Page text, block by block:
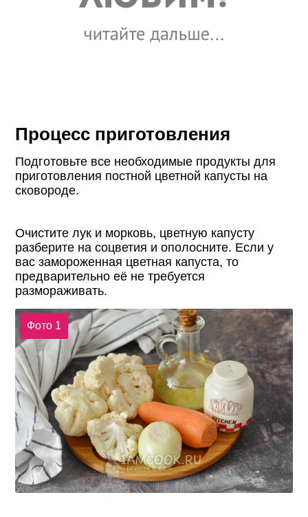
Процесс приготовления
Подготовьте все необходимые продукты для
приготовления постной цветной капусты на
сковороде.
Очистите лук и морковь, цветную капусту
разберите на соцветия и ополосните. Если у
вас замороженная цветная капуста, то
предварительно её не требуется
размораживать.
Фото 1